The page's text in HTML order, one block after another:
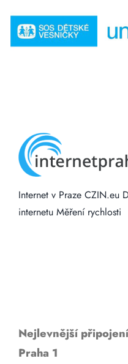
Internet v Praze CZIN.eu
internetu Měření rychlosti
Nejlevnější
Praha 1